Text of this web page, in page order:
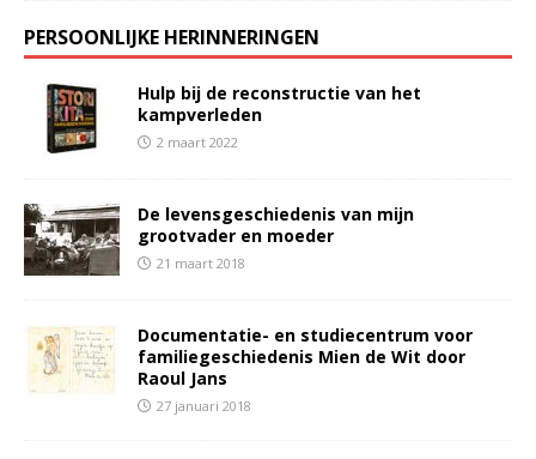
PERSOONLIJKE HERINNERINGEN
Hulp bij de reconstructie van het
kampverleden
2 maart 2022
De levensgeschiedenis van mijn
grootvader en moeder
21 maart 2018
Documentatie- en studiecentrum voor
familiegeschiedenis Mien de Wit door
Raoul Jans
27 januari 2018